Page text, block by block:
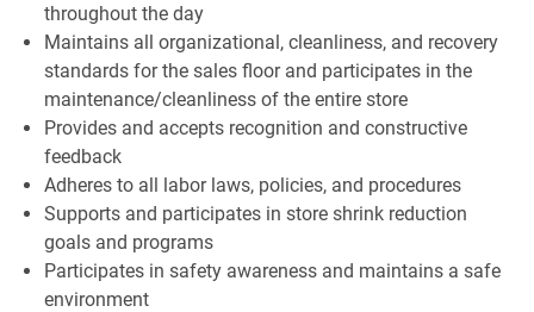
throughout the day
Maintains all organizational, cleanliness, and recovery
standards for the sales floor and participates in the
maintenance/cleanliness of the entire store
Provides and accepts recognition and constructive
feedback
Adheres to all labor laws, policies, and procedures
Supports and participates in store shrink reduction
goals and programs
Participates in safety awareness and maintains a safe
environment